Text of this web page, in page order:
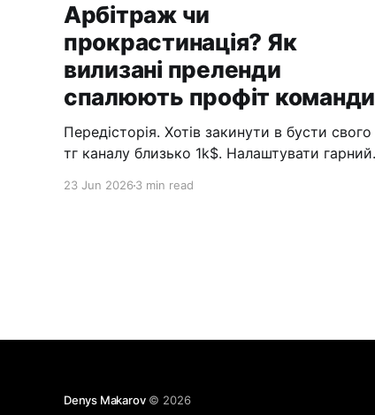
Арбітраж чи
прокрастинація? Як
вилизані преленди
спалюють профіт команди
Передісторія. Хотів закинути в бусти свого
тг каналу близько 1k$. Налаштувати гарний
23 Jun 2026 3 min read
Denys Makarov© 2026